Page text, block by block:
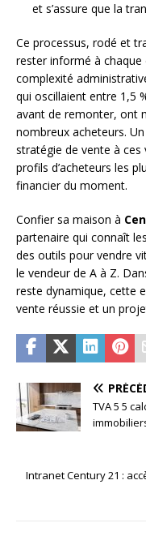
et s’assure que la
Ce processus, rodé et
rester informé à
complexité
qui oscillaient entre 1,5
avant de remonter, ont
nombreux acheteurs.
stratégie de vente à ces
profils d’acheteurs les
financier du moment.
Confier sa maison à
partenaire qui connaît
des outils pour vendre
le vendeur de A à Z.
reste dynamique, cette
vente réussie et un
TVA 5 5
Intranet Century 21 :